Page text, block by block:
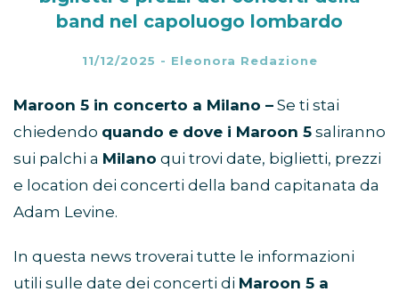
band nel capoluogo lombardo
11/12/2025 - Eleonora Redazione
Maroon 5 in concerto a Milano – Se ti stai
chiedendo quando e dove i Maroon 5 saliranno
sui palchi a Milano qui trovi date, biglietti, prezzi
e location dei concerti della band capitanata da
Adam Levine.
In questa news troverai tutte le informazioni
utili sulle date dei concerti di Maroon 5 a